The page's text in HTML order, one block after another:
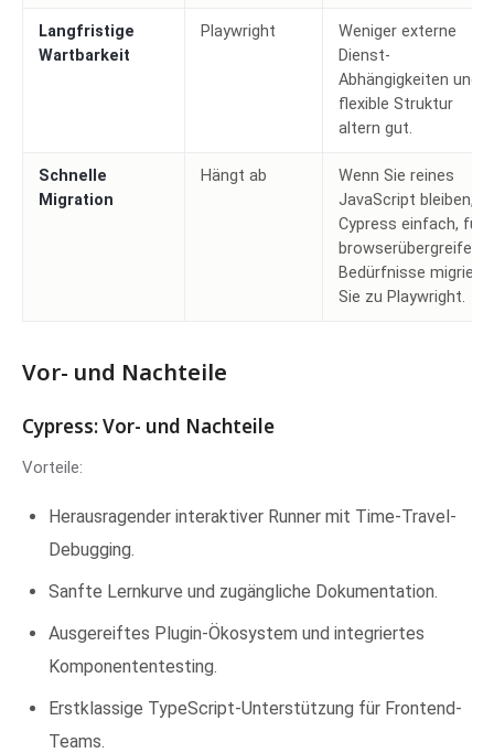
Langfristige
Wartbarkeit
Playwright
Weniger externe
Dienst-
Abhängigkeiten und
flexible Struktur
altern gut.
Schnelle
Migration
Hängt ab
Wenn Sie reines
JavaScript bleiben,
Cypress einfach, für
Bedürfnisse
Sie zu Playwright.
Vor- und Nachteile
Cypress: Vor- und Nachteile
Vorteile:
Herausragender interaktiver Runner mit Time-Travel-
Debugging.
Sanfte Lernkurve und zugängliche Dokumentation.
Ausgereiftes Plugin-Ökosystem und integriertes
Komponententesting.
Erstklassige TypeScript-Unterstützung für Frontend-
Teams.